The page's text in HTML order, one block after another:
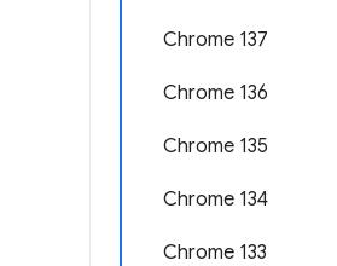
Chrome 137
Chrome 136
Chrome 135
Chrome 134
Chrome 133